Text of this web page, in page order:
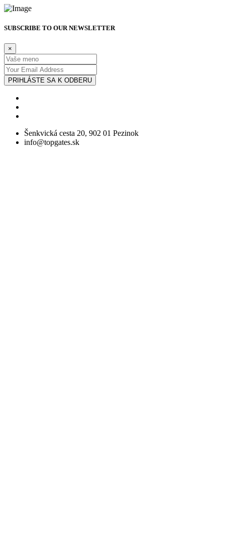
SUBSCRIBE TO OUR NEWSLETTER
×
PRIHLÁSTE SA K ODBERU
Šenkvická cesta 20, 902 01 Pezinok
info@topgates.sk